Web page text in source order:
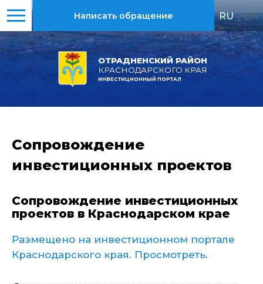
ОТРАДНЕНСКИЙ РАЙОН
КРАСНОДАРСКОГО КРАЯ
ИНВЕСТИЦИОННЫЙ ПОРТАЛ
Написать обращение RU | EN
Сопровождение
инвестиционных проектов
Сопровождение инвестиционных
проектов в Краснодарском крае
Размещено на инвестиционном портале
Краснодарского края. Просмотреть.